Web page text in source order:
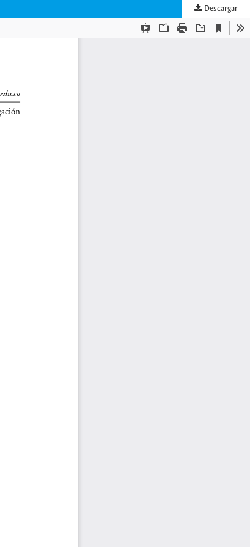
Descargar